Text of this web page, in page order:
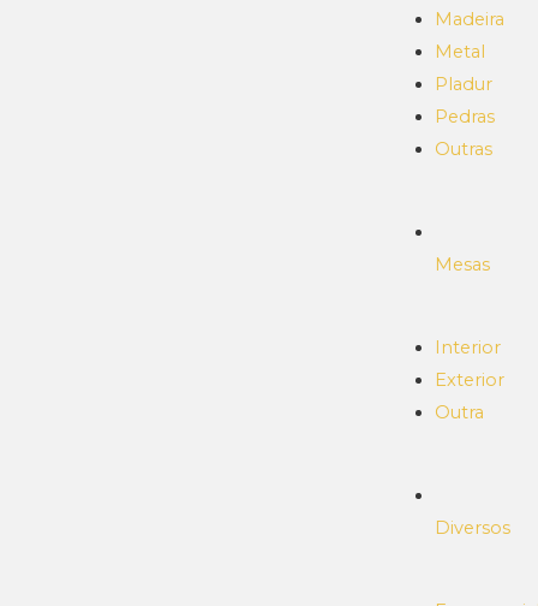
Madeira
Metal
Pladur
Pedras
Outras
Mesas
Interior
Exterior
Outra
Diversos